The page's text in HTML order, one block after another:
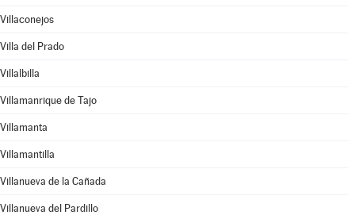
Villaconejos
Villa del Prado
Villalbilla
Villamanrique de Tajo
Villamanta
Villamantilla
Villanueva de la Cañada
Villanueva del Pardillo